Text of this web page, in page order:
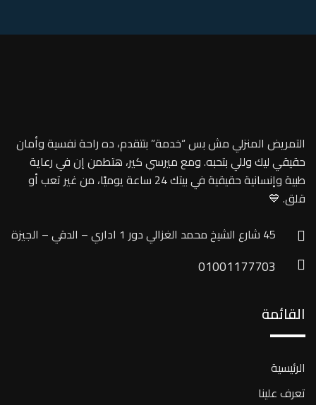
التمريض المنزلي مش بس “خدمة” بتتقدم، ده راحة نفسية وأمان
حقيقي ليك وللي بتحبه. ومع ميرسي كير، هتطمن إن في رعاية
طبية وإنسانية حقيقية في بيتك 24 ساعة يوميًا، من غير تعب أو
قلق. 💙
45 شارع الشيخ محمد الغزالي دور 1 اداري – الدقي – الجيزة
01001177703
القائمة
الرئيسية
تعرف علينا